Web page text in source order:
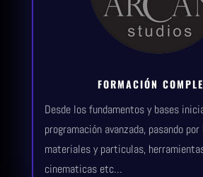
FORMACIÓN
Desde los fundamentos y bases
programación avanzada, pasando
materiales y particulas,
cinematicas etc…